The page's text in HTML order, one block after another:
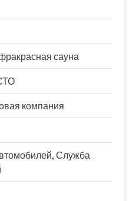
сауна
компания
Служба